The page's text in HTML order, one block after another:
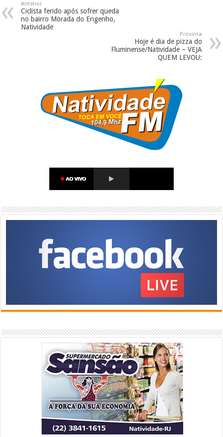
Anterior
Ciclista ferido após sofrer queda
no bairro Morada do Engenho,
Natividade
Próxima
Hoje é dia de pizza do
Fluminense/Natividade – VEJA
QUEM LEVOU: